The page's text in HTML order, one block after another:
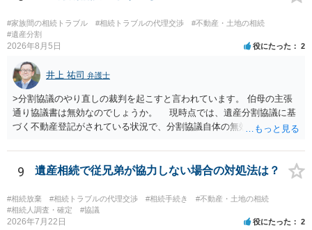
#家族間の相続トラブル #相続トラブルの代理交渉
#不動産・土地の相続
#遺産分割
2026年8月5日 役にたった 2
井上 祐司 弁護士
>分割協議のやり直しの裁判を起こすと言われています。 伯母の主張
通り協議書は無効なのでしょうか。 現時点では、遺産分割協議に基
づく不動産登記がされている状況で、分割協議自体の無効を裁判所が
方の訴訟の主張及び立証次第ですが、 ・御祖母様の認知能力に関する
医師の意見書、筆跡鑑定 が提出されればその効力が否定される可能性
はありますが、 ・伯母様自身が分割協議に加わっていること ・御祖母
様の意に反する遺産分割協議を行う実益が誰にあったかの立証が困難
であること からすると、実際に遺産分割協議の効力が否定される可能
性はそれほど高くない（立証のハードルは非常に高い）ということが
9 遺産相続で従兄弟が協力しない場合の対処法は？
#相続放棄 #相続トラブルの代理交渉 #相続手続き
#不動産・土地の相続
#相続人調査・確定
#協議
2026年7月22日 役にたった 2